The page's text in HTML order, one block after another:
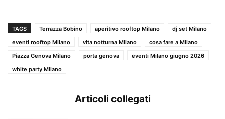
TAGS Terrazza Bobino aperitivo rooftop Milano
dj set Milano
eventi rooftop Milano
vita notturna Milano
cosa fare a Milano
Piazza Genova Milano
porta genova
eventi Milano giugno 2026
white party Milano
Articoli collegati